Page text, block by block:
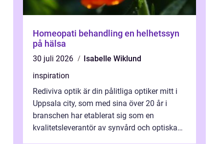
Homeopati behandling en helhetssyn
på hälsa
30 juli 2026
Isabelle Wiklund
inspiration
Rediviva optik är din pålitliga optiker mitt i
Uppsala city, som med sina över 20 år i
branschen har etablerat sig som en
kvalitetsleverantör av synvård och optiska